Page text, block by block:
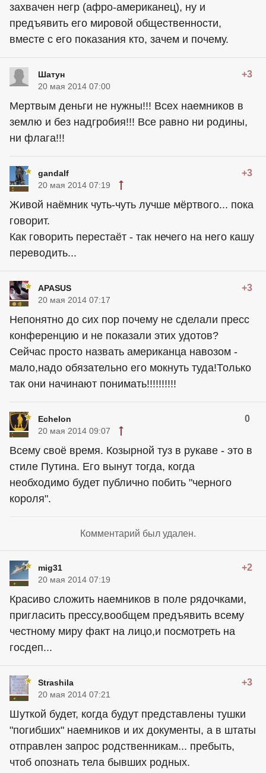
захвачен негр (афро-американец), ну и
предъявить его мировой общественности,
вместе с его показания кто, зачем и почему.
Шатун +3
20 мая 2014 07:00
Мертвым деньги не нужны!!! Всех наемников в
землю и без надгробия!!! Все равно ни родины,
ни флага!!!
gandalf +3
20 мая 2014 07:19
Живой наёмник чуть-чуть лучше мёртвого... пока
говорит.
Как говорить перестаёт - так нечего на него кашу
переводить...
APASUS +3
20 мая 2014 07:17
Непонятно до сих пор почему не сделали пресс
конференцию и не показали этих удотов?
Сейчас просто назвать американца навозом -
мало,надо обязательно его мокнуть туда!Только
так они начинают понимать!!!!!!!!!!
Echelon 0
20 мая 2014 09:07
Всему своё время. Козырной туз в рукаве - это в
стиле Путина. Его вынут тогда, когда
необходимо будет публично побить "черного
короля".
Комментарий был удален.
mig31 +2
20 мая 2014 07:19
Красиво сложить наемников в поле рядочками,
пригласить прессу,вообщем предъявить всему
честному миру факт на лицо,и посмотреть на
госдеп...
Strashila +3
20 мая 2014 07:21
Шуткой будет, когда будут представлены тушки
"погибших" наемников и их документы, а в штаты
отправлен запрос родственникам... пребыть,
чтоб опознать тела бывших родных.